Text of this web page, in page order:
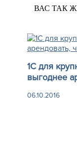
ВАС ТАК
1С для
выгоднее
06.10.2016